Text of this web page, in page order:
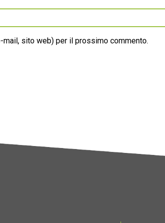
sito web) per il prossimo commento.